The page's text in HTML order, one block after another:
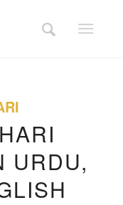
URDU,